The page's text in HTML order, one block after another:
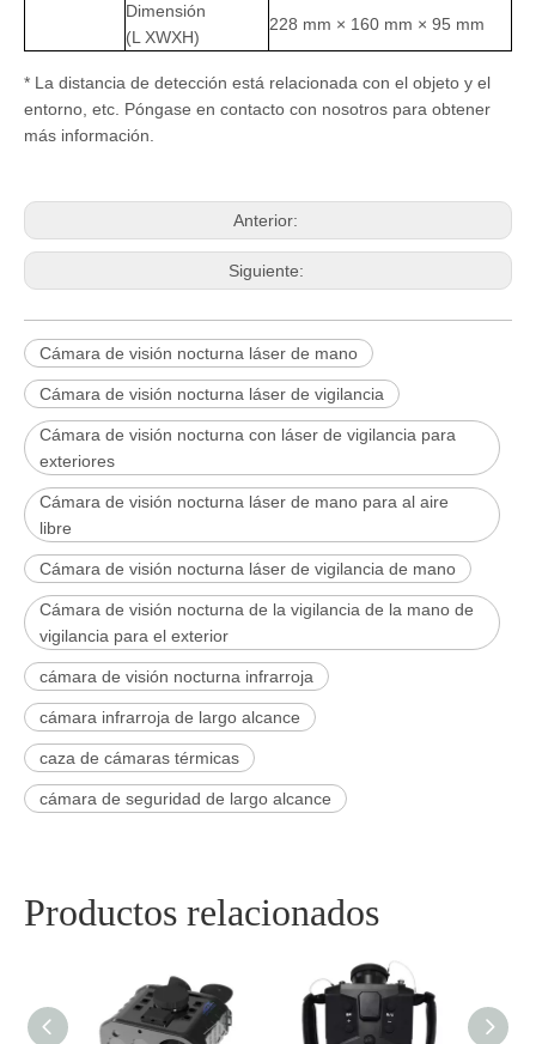
Dimensión
(L XWXH)
228 mm × 160 mm × 95 mm
* La distancia de detección está relacionada con el objeto y el
entorno, etc. Póngase en contacto con nosotros para obtener
más información.
Anterior:
Siguiente:
Cámara de visión nocturna láser de mano
Cámara de visión nocturna láser de vigilancia
Cámara de visión nocturna con láser de vigilancia para
exteriores
Cámara de visión nocturna láser de mano para al aire
libre
Cámara de visión nocturna láser de vigilancia de mano
Cámara de visión nocturna de la vigilancia de la mano de
vigilancia para el exterior
cámara de visión nocturna infrarroja
cámara infrarroja de largo alcance
caza de cámaras térmicas
cámara de seguridad de largo alcance
Productos relacionados